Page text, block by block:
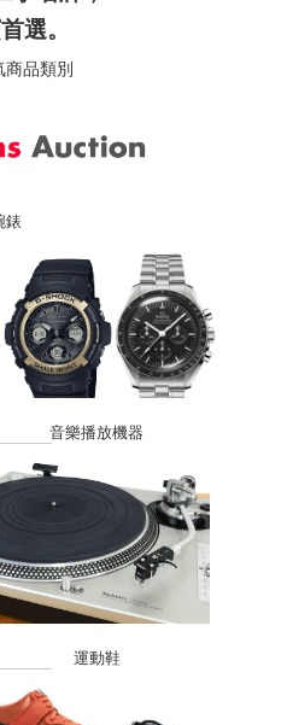
選。
品類別
錶
音樂播放機器
運動鞋